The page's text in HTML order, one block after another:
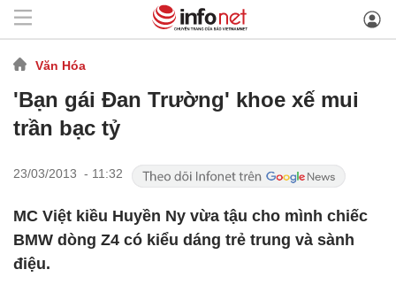
Văn Hóa
'Bạn gái Đan Trường' khoe xế mui
trần bạc tỷ
23/03/2013 - 11:32
MC Việt kiều Huyền Ny vừa tậu cho mình chiếc
BMW dòng Z4 có kiểu dáng trẻ trung và sành
điệu.